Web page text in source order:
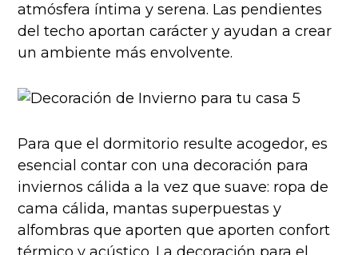
atmósfera íntima y serena. Las pendientes
del techo aportan carácter y ayudan a crear
un ambiente más envolvente.
Para que el dormitorio resulte acogedor, es
esencial contar con una decoración para
inviernos cálida a la vez que suave: ropa de
cama cálida, mantas superpuestas y
alfombras que aporten que aporten confort